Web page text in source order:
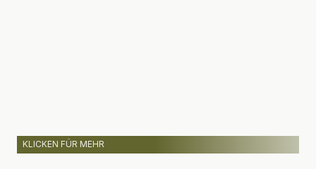
KLICKEN FÜR MEHR